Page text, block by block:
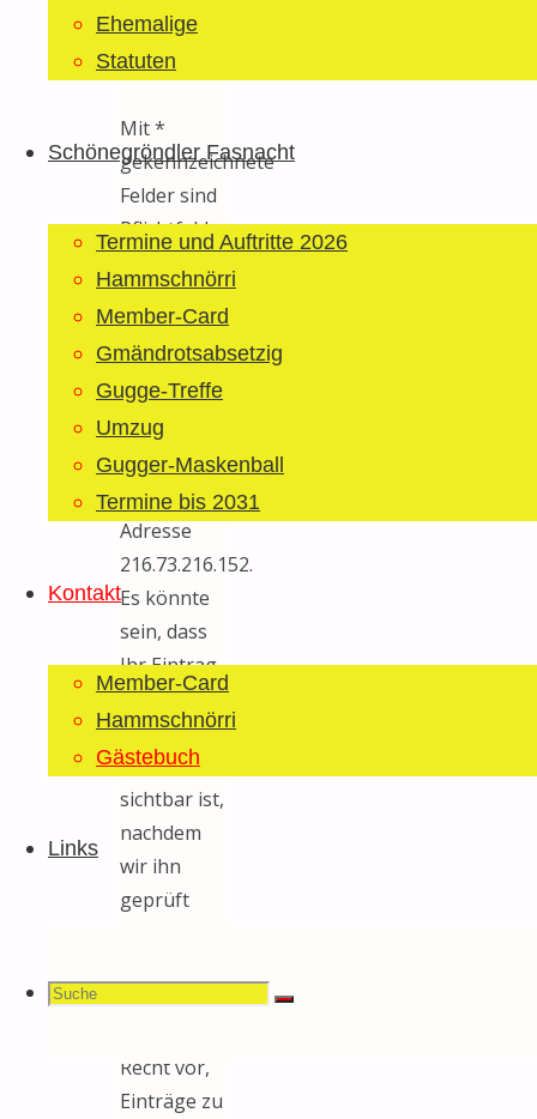
Ehemalige
Statuten
Schönegröndler Fasnacht
Termine und Auftritte 2026
Hammschnörri
Member-Card
Gmändrotsabsetzig
Gugge-Treffe
Umzug
Gugger-Maskenball
Termine bis 2031
Kontakt
Member-Card
Hammschnörri
Gästebuch
Links
Suche
Suchen
Suche
Mit *
gekennzeichnete
Felder sind
Pflichtfelder.
Adresse
wird nicht
veröffentlicht.
Aus
Sicherheitsgründen
speichern
wir die IP-
Adresse
216.73.216.152.
Es könnte
sein, dass
Ihr Eintrag
im
Gästebuch
erst
sichtbar ist,
nachdem
wir ihn
geprüft
behalten
Recht vor,
Einträge zu